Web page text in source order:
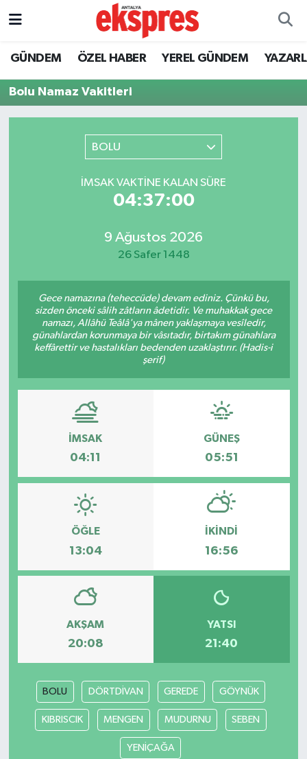
GÜNDEM ÖZEL HABER YEREL GÜNDEM
Bolu Namaz Vakitleri
BOLU
İMSAK VAKTINE KALAN SÜRE
04:37:00
9 Ağustos 2026
26 Safer 1448
Gece namazına (teheccüde) devam ediniz. Çünkü bu,
sizden önceki sâlih zâtların âdetidir. Ve muhakkak gece
namazı, Allâhü Teâlâ'ya mânen yaklaşmaya vesîledir,
günahlardan korunmaya bir vâsıtadır, birtakım günahlara
keffârettir ve hastalıkları bedenden uzaklaştırır. (Hadis-i
şerif)
İMSAK
04:11
GÜNEŞ
05:51
ÖĞLE
13:04
İKINDI
16:56
AKŞAM
20:08
YATSI
21:40
BOLU DÖRTDİVAN GEREDE GÖYNÜK
KIBRISCIK MENGEN MUDURNU SEBEN
YENİÇAĞA
ÖZEL HABER
GÜNDEM
EKONOMİ
KÜLTÜR - SANAT
SAĞLIK
DÜNYA
TURİZM
RÖPORTAJ
YAZARLAR
MAGAZİN
Nöbetçi Eczaneler
Hava Durumu
Süper Lig Puan Durumu ve Fikstür
Tüm Manşetler